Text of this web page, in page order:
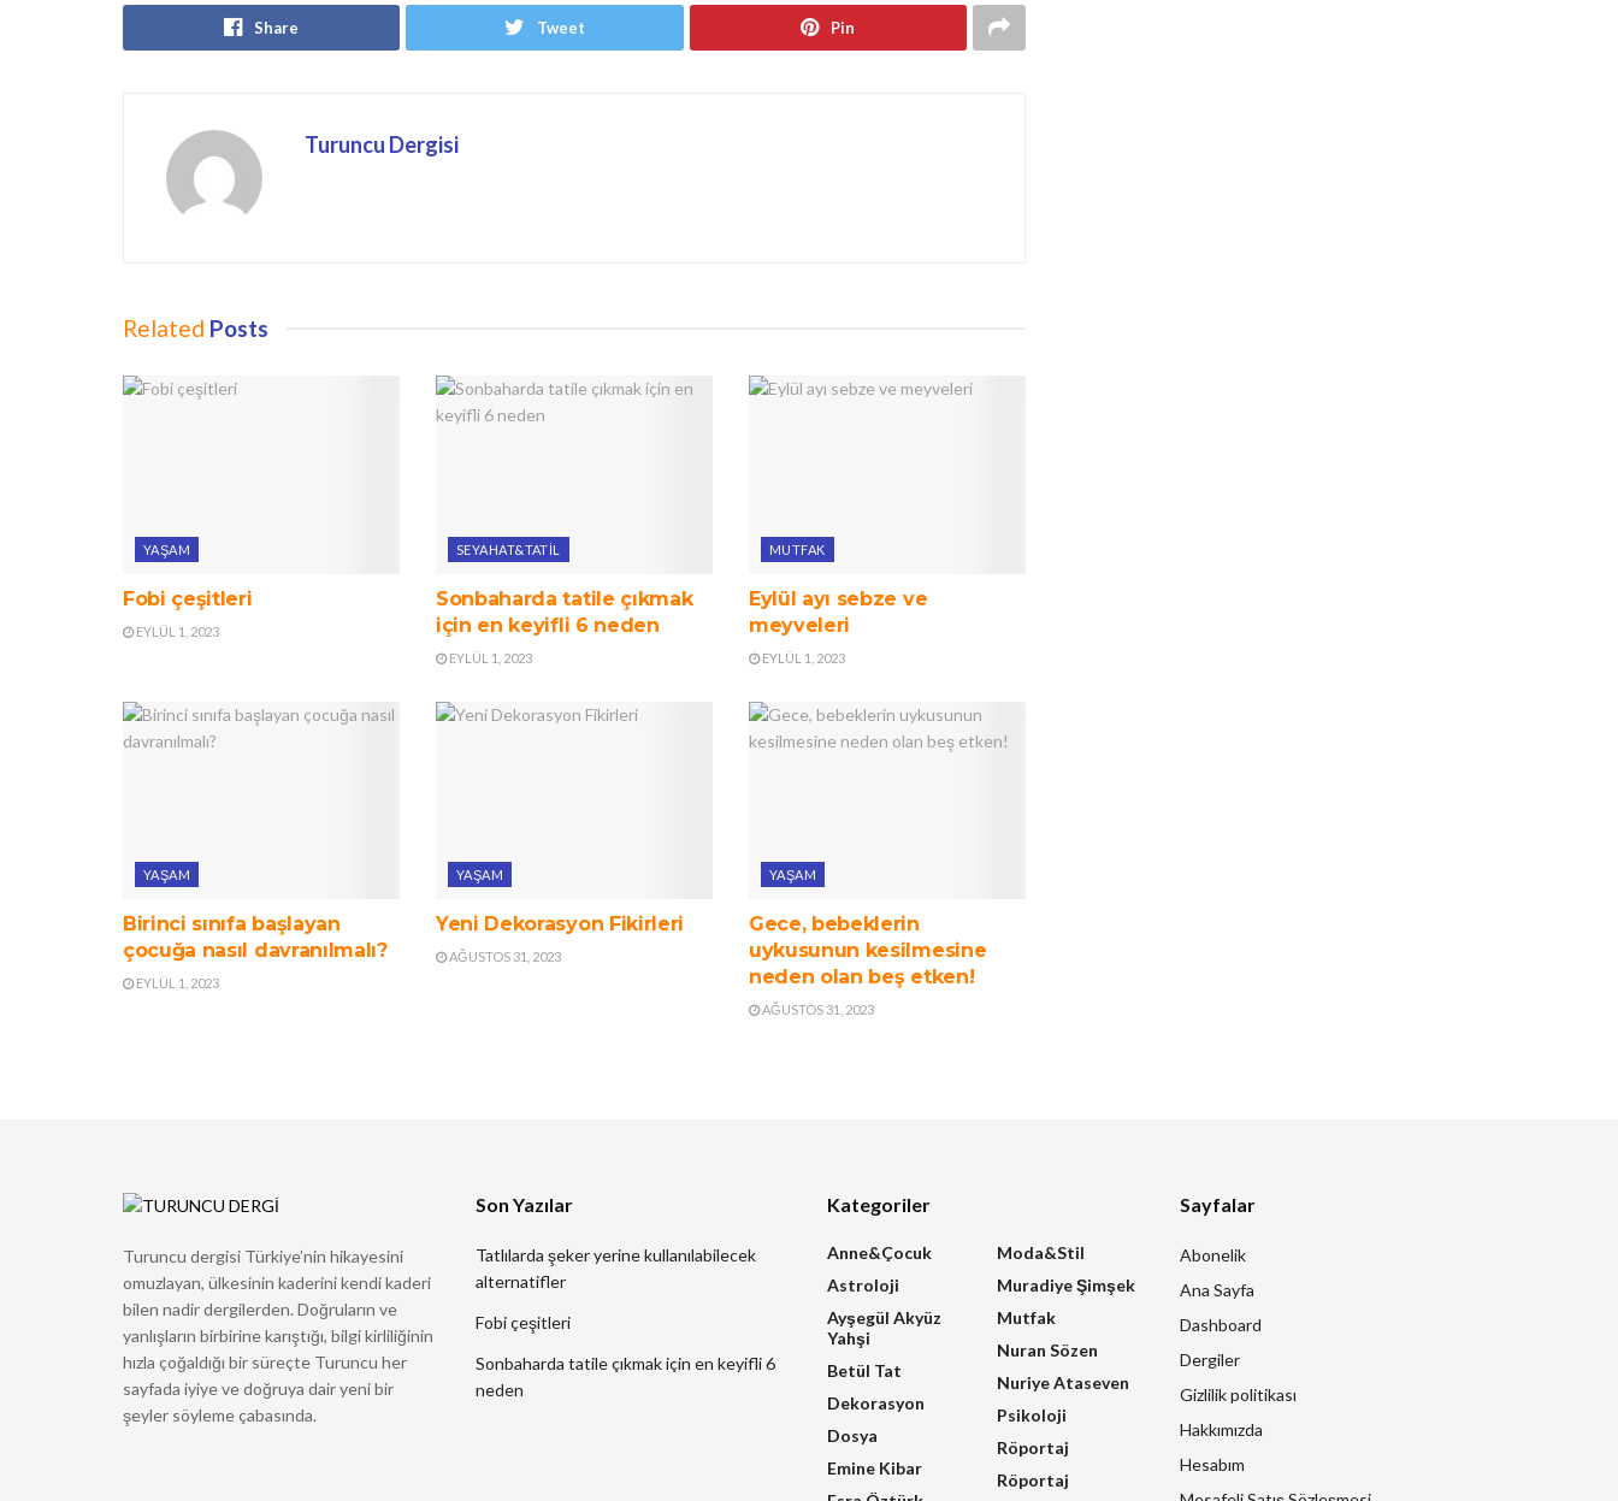
Share Tweet Pin
Turuncu Dergisi
Related Posts
YAŞAM
Fobi çeşitleri
EYLÜL 1, 2023
SEYAHAT&TATIL
Sonbaharda tatile çıkmak
için en keyifli 6 neden
EYLÜL 1, 2023
MUTFAK
Eylül ayı sebze ve
meyveleri
EYLÜL 1, 2023
YAŞAM
Birinci sınıfa başlayan
çocuğa nasıl davranılmalı?
EYLÜL 1, 2023
YAŞAM
Yeni Dekorasyon Fikirleri
AĞUSTOS 31, 2023
YAŞAM
Gece, bebeklerin
uykusunun kesilmesine
neden olan beş etken!
AĞUSTOS 31, 2023
Turuncu dergisi Türkiye’nin hikayesini
omuzlayan, ülkesinin kaderini kendi kaderi
bilen nadir dergilerden. Doğruların ve
yanlışların birbirine karıştığı, bilgi kirliliğinin
hızla çoğaldığı bir süreçte Turuncu her
sayfada iyiye ve doğruya dair yeni bir
şeyler söyleme çabasında.
Son Yazılar
Tatlılarda şeker yerine kullanılabilecek
alternatifler
Fobi çeşitleri
Sonbaharda tatile çıkmak için en keyifli 6
neden
Kategoriler
Anne&Çocuk
Astroloji
Ayşegül Akyüz
Yahşi
Betül Tat
Dekorasyon
Dosya
Emine Kibar
Moda&Stil
Muradiye Şimşek
Mutfak
Nuran Sözen
Nuriye Ataseven
Psikoloji
Röportaj
Röportaj
Sayfalar
Abonelik
Ana Sayfa
Dashboard
Dergiler
Gizlilik politikası
Hakkımızda
Hesabım